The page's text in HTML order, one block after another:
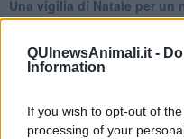
QUInewsAnimali.it -
Information
If you wish to opt-out of
processing of your
Una vigilia di Natale per un
La questione israelo-
Libano, collasso
Johnson, da Trump a Biden
Biden, primo presidente
Papa Bergoglio vedrà